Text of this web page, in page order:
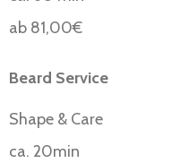
ab 81,00€
Beard Service
Shape & Care
ca. 20min